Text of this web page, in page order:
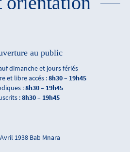
au public
dimanche et jours fériés
et libre accés :8h30 – 19h45
:8h30 – 19h45
:8h30 – 19h45
1938 Bab Mnara